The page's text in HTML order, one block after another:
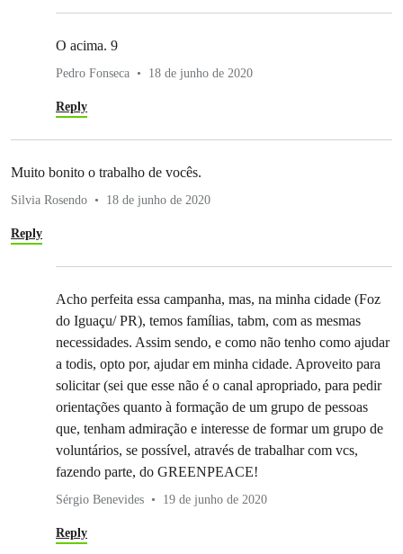
O acima. 9
Pedro Fonseca 18 de junho de 2020
Reply
Muito bonito o trabalho de vocês.
Silvia Rosendo 18 de junho de 2020
Reply
Acho perfeita essa campanha, mas, na minha cidade (Foz
do Iguaçu/ PR), temos famílias, tabm, com as mesmas
necessidades. Assim sendo, e como não tenho como ajudar
a todis, opto por, ajudar em minha cidade. Aproveito para
solicitar (sei que esse não é o canal apropriado, para pedir
orientações quanto à formação de um grupo de pessoas
que, tenham admiração e interesse de formar um grupo de
voluntários, se possível, através de trabalhar com vcs,
fazendo parte, do GREENPEACE!
Sérgio Benevides 19 de junho de 2020
Reply